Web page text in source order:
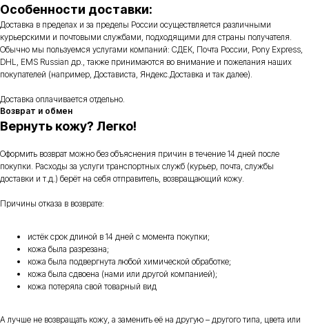
Особенности доставки:
Доставка в пределах и за пределы России осуществляется различными
курьерскими и почтовыми службами, подходящими для страны получателя.
Обычно мы пользуемся услугами компаний: СДЕК, Почта России, Pony Express,
DHL, EMS Russian др., также принимаются во внимание и пожелания наших
покупателей (например, Достависта, Яндекс.Доставка и так далее).
Доставка оплачивается отдельно.
Возврат и обмен
Вернуть кожу? Легко!
Оформить возврат можно без объяснения причин в течение 14 дней после
покупки. Расходы за услуги транспортных служб (курьер, почта, службы
доставки и т.д.) берёт на себя отправитель, возвращающий кожу.
Причины отказа в возврате:
истёк срок длиной в 14 дней с момента покупки;
кожа была разрезана;
кожа была подвергнута любой химической обработке;
кожа была сдвоена (нами или другой компанией);
кожа потеряла свой товарный вид
А лучше не возвращать кожу, а заменить её на другую – другого типа, цвета или